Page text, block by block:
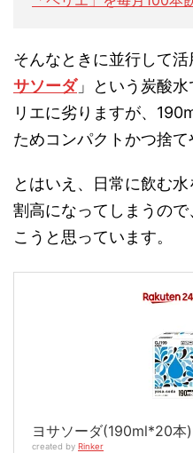
そんなときに並行して活
サソーダ」という炭酸
リエに劣りますが、
ためコンパクトかつ捨て
とはいえ、日常に飲む
割高になってしまうの
こうと思っています。
ヨサソーダ(190ml*20本)
created by Rinker